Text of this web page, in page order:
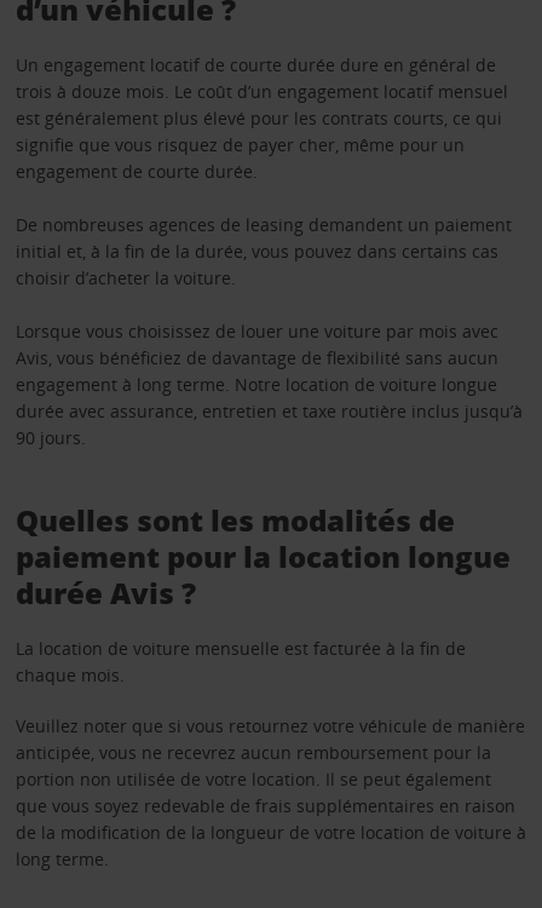
d’un véhicule ?
Un engagement locatif de courte durée dure en général de
trois à douze mois. Le coût d’un engagement locatif mensuel
est généralement plus élevé pour les contrats courts, ce qui
signifie que vous risquez de payer cher, même pour un
engagement de courte durée.
De nombreuses agences de leasing demandent un paiement
initial et, à la fin de la durée, vous pouvez dans certains cas
choisir d’acheter la voiture.
Lorsque vous choisissez de louer une voiture par mois avec
Avis, vous bénéficiez de davantage de flexibilité sans aucun
engagement à long terme. Notre location de voiture longue
durée avec assurance, entretien et taxe routière inclus jusqu’à
90 jours.
Quelles sont les modalités de
paiement pour la location longue
durée Avis ?
La location de voiture mensuelle est facturée à la fin de
chaque mois.
Veuillez noter que si vous retournez votre véhicule de manière
anticipée, vous ne recevrez aucun remboursement pour la
portion non utilisée de votre location. Il se peut également
que vous soyez redevable de frais supplémentaires en raison
de la modification de la longueur de votre location de voiture à
long terme.